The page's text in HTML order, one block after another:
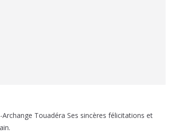
Touadéra Ses sincères félicitations et